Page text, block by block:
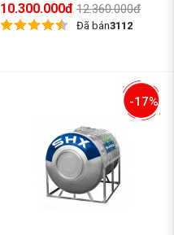
10.300.000đ 12.360.000đ
Đã bán3112
-17%